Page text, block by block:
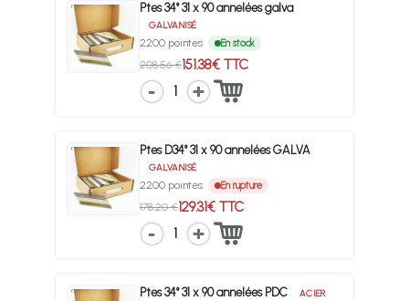
Ptes 34° 31 x 90 annelées galva
GALVANISÉ
2200 pointes En stock
208.56 €151.38€ TTC
1
Ptes D34° 31 x 90 annelées GALVA
GALVANISÉ
2200 pointes En rupture
178.20 €129.31€ TTC
1
Ptes 34° 31 x 90 annelées PDC ACIER